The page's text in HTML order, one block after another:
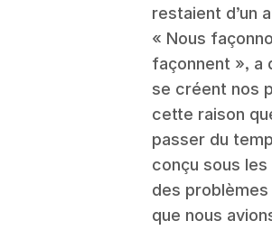
restaient d’un
« Nous
façonnent », a
se créent nos
cette raison
passer du
conçu sous
des
que nous